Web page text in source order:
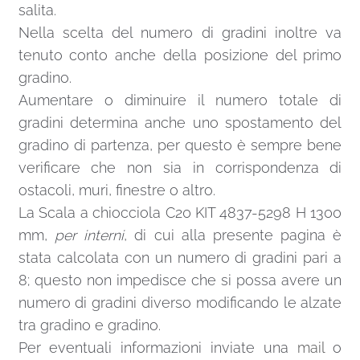
salita.
Nella scelta del numero di gradini inoltre va
tenuto conto anche della posizione del primo
gradino.
Aumentare o diminuire il numero totale di
gradini determina anche uno spostamento del
gradino di partenza, per questo è sempre bene
verificare che non sia in corrispondenza di
ostacoli, muri, finestre o altro.
La Scala a chiocciola C20 KIT 4837-5298 H 1300
mm, per interni, di cui alla presente pagina è
stata calcolata con un numero di gradini pari a
8; questo non impedisce che si possa avere un
numero di gradini diverso modificando le alzate
tra gradino e gradino.
Per eventuali informazioni inviate una mail o